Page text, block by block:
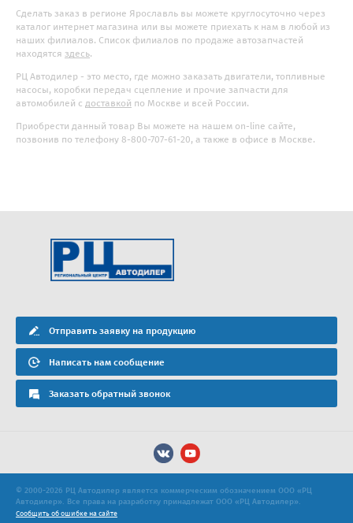
Сделать заказ в регионе Ярославль вы можете круглосуточно через
каталог интернет магазина или вы можете приехать к нам в любой из
наших филиалов. Список филиалов по продаже автозапчастей
находятся здесь.
РЦ Автодилер - это место, где можно заказать двигатели, топливные
насосы, коробки передач сцепление и прочие запчасти для
автомобилей с доставкой по Москве и всей России.
Приобрести данный товар Вы можете на нашем on-line сайте,
позвонив по телефону 8-800-707-61-20, а также в офисе в Москве.
Отправить заявку на продукцию
Написать нам сообщение
Заказать обратный звонок
© 2000-2026 РЦ Автодилер является коммерческим обозначением ООО «РЦ
Автодилер». Все права на разработку принадлежат ООО «РЦ Автодилер».
Сообщить об ошибке на сайте